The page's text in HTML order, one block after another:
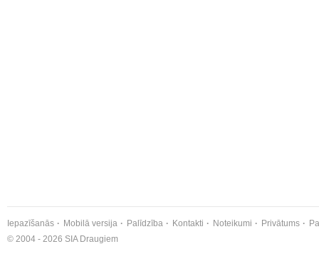
Iepazīšanās Mobilā versija Palīdzība Kontakti Noteikumi Privātums
© 2004 - 2026 SIA Draugiem